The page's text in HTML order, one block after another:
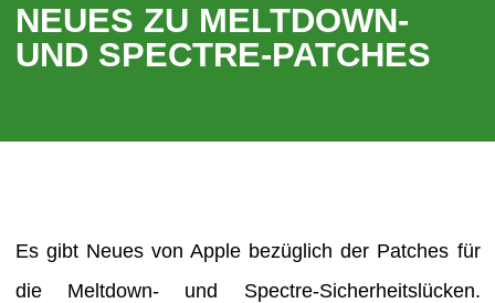
NEUES ZU MELTDOWN-
UND SPECTRE-PATCHES
Es gibt Neues von Apple bezüglich der Patches für
die Meltdown- und Spectre-Sicherheitslücken.